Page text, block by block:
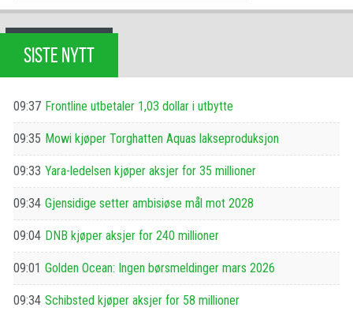
SISTE NYTT
09:37 Frontline utbetaler 1,03 dollar i utbytte
09:35 Mowi kjøper Torghatten Aquas lakseproduksjon
09:33 Yara-ledelsen kjøper aksjer for 35 millioner
09:34 Gjensidige setter ambisiøse mål mot 2028
09:04 DNB kjøper aksjer for 240 millioner
09:01 Golden Ocean: Ingen børsmeldinger mars 2026
09:34 Schibsted kjøper aksjer for 58 millioner